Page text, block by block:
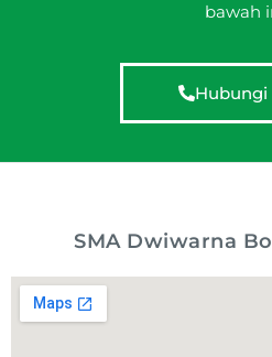
bawah
Hubungi
SMA Dwiwarna